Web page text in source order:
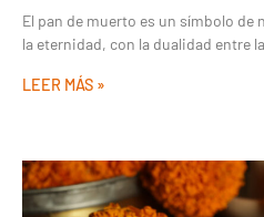
El pan de muerto es un símbolo de
la eternidad, con la dualidad entre
LEER MÁS »